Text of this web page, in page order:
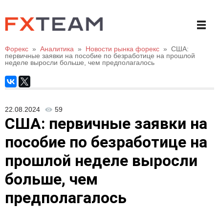
Форекс » Аналитика » Новости рынка форекс » США:
первичные заявки на пособие по безработице на прошлой
неделе выросли больше, чем предполагалось
22.08.2024 59
США: первичные заявки на
пособие по безработице на
прошлой неделе выросли
больше, чем
предполагалось